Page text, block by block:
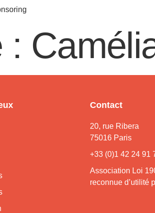
:
Contact
20, rue Ribera
75016 Paris
+33 (0)1 42 24 91
Association Loi
reconnue d’utilité